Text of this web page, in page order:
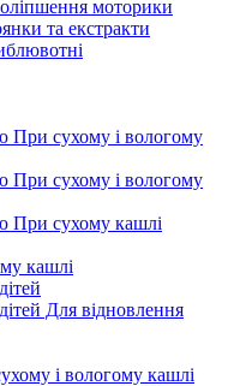
моторики
та екстракти
При сухому і вологому
При сухому і вологому
При сухому кашлі
кашлі
Для відновлення
і вологому кашлі